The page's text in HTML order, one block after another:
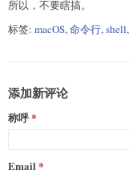
所以，不要瞎搞。
标签: macOS,命令行,shell,
添加新评论
称呼
Email